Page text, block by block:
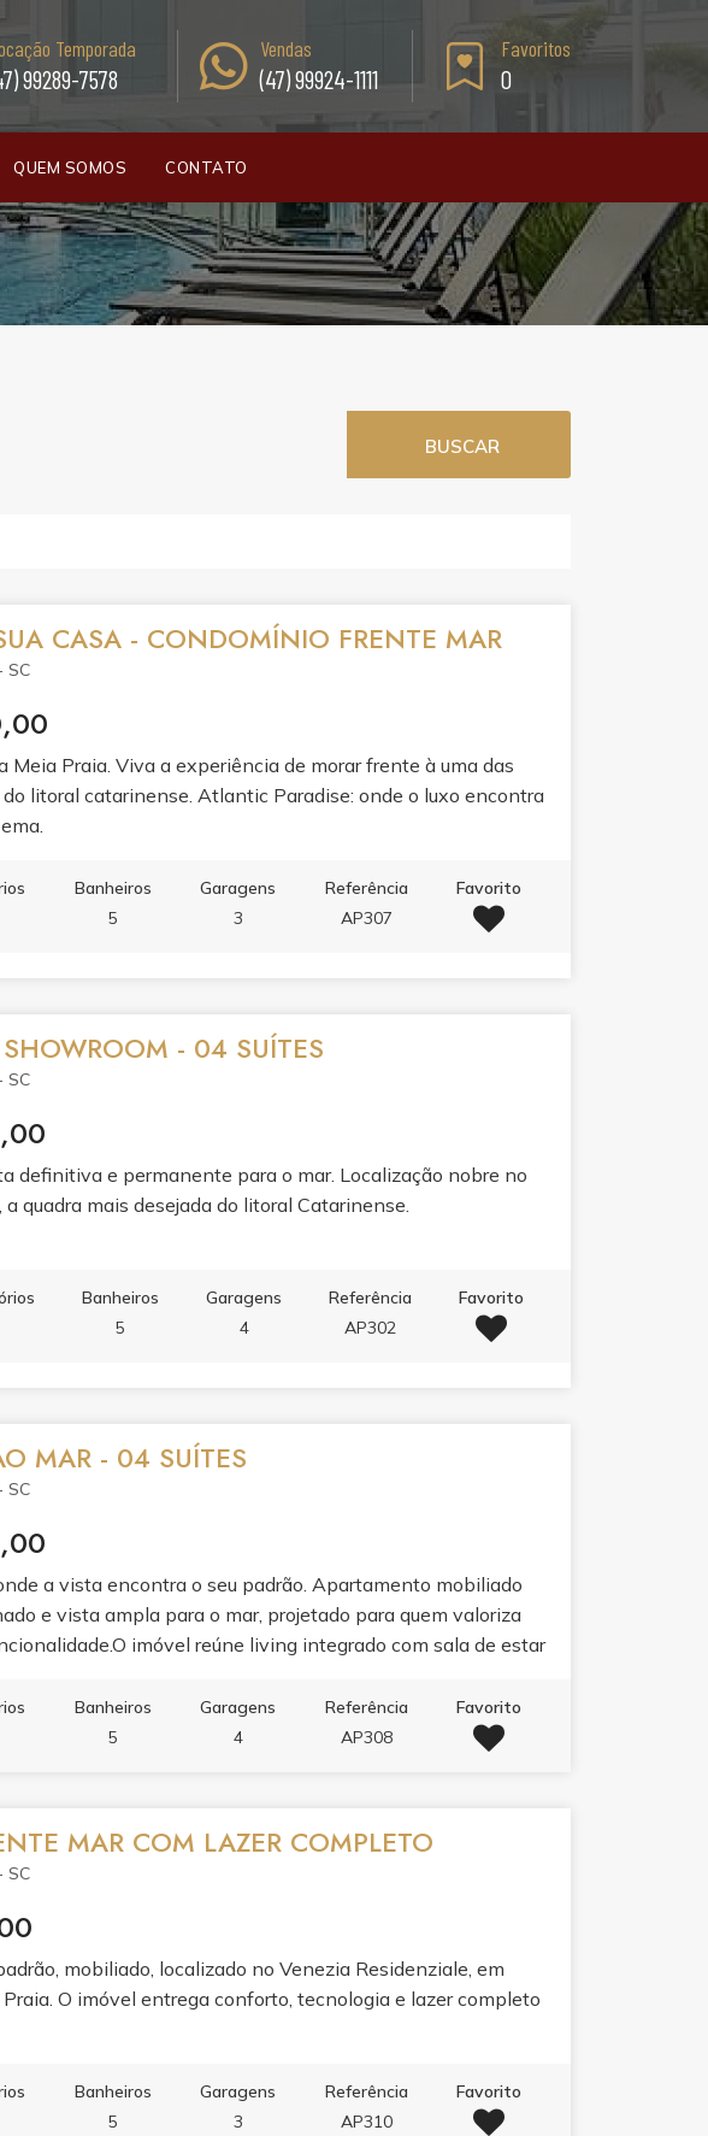
Temporada
99289-7578
Vendas
(47) 99924-1111
Favoritos
0
QUEM SOMOS CONTATO
BUSCAR
CASA - CONDOMÍNIO FRENTE MAR
SC
Meia Praia. Viva a experiência de morar frente à uma das
litoral catarinense. Atlantic Paradise: onde o luxo encontra
Banheiros
5
Garagens
3
Referência
AP307
Favorito
- 04 SUÍTES
SC
definitiva e permanente para o mar. Localização nobre no
a quadra mais desejada do litoral Catarinense.
Banheiros
5
Garagens
4
Referência
AP302
Favorito
MAR - 04 SUÍTES
SC
a vista encontra o seu padrão. Apartamento mobiliado
e vista ampla para o mar, projetado para quem valoriza
imóvel reúne living integrado com sala de estar
Cada detalhe foi pensado para o seu bem-estar: ar
a gás, infraestrutura para água quente, espera para split,
se unem ao spa, sauna e academia completa. Para receber
espaço gourmet, lounge, solarium, sala de jogos, sala de
tecnologia e serviços completam a experiência:
de TV, hall decorado, sala de reunião, bicicletário e
com box de praia.
Banheiros
5
Garagens
4
Referência
AP308
Favorito
MAR COM LAZER COMPLETO
SC
mobiliado, localizado no Venezia Residenziale, em
O imóvel entrega conforto, tecnologia e lazer completo
Banheiros
5
Garagens
3
Referência
AP310
Favorito